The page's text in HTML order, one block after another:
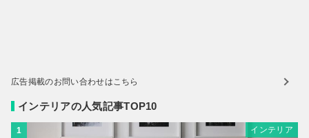
広告掲載のお問い合わせはこちら
インテリアの人気記事TOP10
1 インテリア